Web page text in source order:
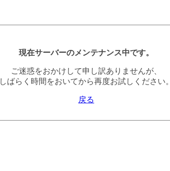
現在サーバーのメンテナンス中です。
ご迷惑をおかけして申し訳ありませんが、
しばらく時間をおいてから再度お試しください。
戻る